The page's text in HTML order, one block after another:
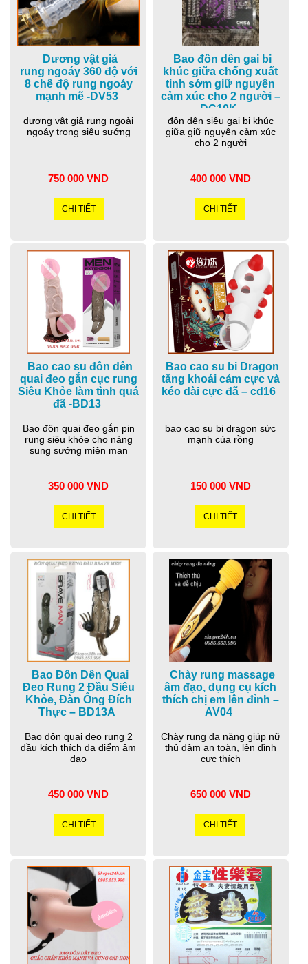
Dương vật giả
rung ngoáy 360 độ với
8 chế độ rung ngoáy
mạnh mẽ -DV53
dương vật giả rung ngoài
ngoáy trong siêu sướng
750 000 VND
CHI TIẾT
Bao đôn dên gai bi
khúc giữa chống xuất
tinh sớm giữ nguyên
cảm xúc cho 2 người –
DC10K
đôn dên siêu gai bi khúc
giữa giữ nguyên cảm xúc
cho 2 người
400 000 VND
CHI TIẾT
Bao cao su đôn dên
quai đeo gắn cục rung
Siêu Khỏe làm tình quá
đã -BD13
Bao đôn quai đeo gắn pin
rung siêu khỏe cho nàng
sung sướng miên man
350 000 VND
CHI TIẾT
Bao cao su bi Dragon
tăng khoái cảm cực và
kéo dài cực đã – cd16
bao cao su bi dragon sức
mạnh của rồng
150 000 VND
CHI TIẾT
Bao Đôn Dên Quai
Đeo Rung 2 Đầu Siêu
Khỏe, Đàn Ông Đích
Thực – BD13A
Bao đôn quai đeo rung 2
đầu kích thích đa điểm âm
đạo
450 000 VND
CHI TIẾT
Chày rung massage
âm đạo, dụng cụ kích
thích chị em lên đỉnh –
AV04
Chày rung đa năng giúp nữ
thủ dâm an toàn, lên đỉnh
cực thích
650 000 VND
CHI TIẾT